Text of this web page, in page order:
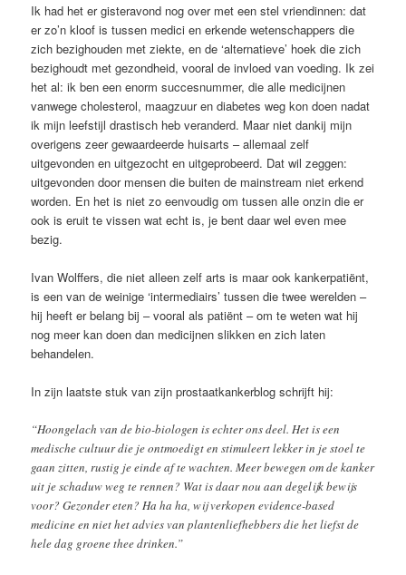
Ik had het er gisteravond nog over met een stel vriendinnen: dat
er zo’n kloof is tussen medici en erkende wetenschappers die
zich bezighouden met ziekte, en de ‘alternatieve’ hoek die zich
bezighoudt met gezondheid, vooral de invloed van voeding. Ik zei
het al: ik ben een enorm succesnummer, die alle medicijnen
vanwege cholesterol, maagzuur en diabetes weg kon doen nadat
ik mijn leefstijl drastisch heb veranderd. Maar niet dankij mijn
overigens zeer gewaardeerde huisarts – allemaal zelf
uitgevonden en uitgezocht en uitgeprobeerd. Dat wil zeggen:
uitgevonden door mensen die buiten de mainstream niet erkend
worden. En het is niet zo eenvoudig om tussen alle onzin die er
ook is eruit te vissen wat echt is, je bent daar wel even mee
bezig.
Ivan Wolffers, die niet alleen zelf arts is maar ook kankerpatiënt,
is een van de weinige ‘intermediairs’ tussen die twee werelden –
hij heeft er belang bij – vooral als patiënt – om te weten wat hij
nog meer kan doen dan medicijnen slikken en zich laten
behandelen.
In zijn laatste stuk van zijn prostaatkankerblog schrijft hij:
“Hoongelach van de bio-biologen is echter ons deel. Het is een
medische cultuur die je ontmoedigt en stimuleert lekker in je stoel te
gaan zitten, rustig je einde af te wachten. Meer bewegen om de kanker
uit je schaduw weg te rennen? Wat is daar nou aan degelijk bewijs
voor? Gezonder eten? Ha ha ha, wij verkopen evidence-based
medicine en niet het advies van plantenliefhebbers die het liefst de
hele dag groene thee drinken.”